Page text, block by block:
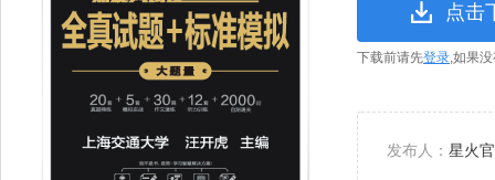
点击
下载前请先登录,如果
发布人： 星火